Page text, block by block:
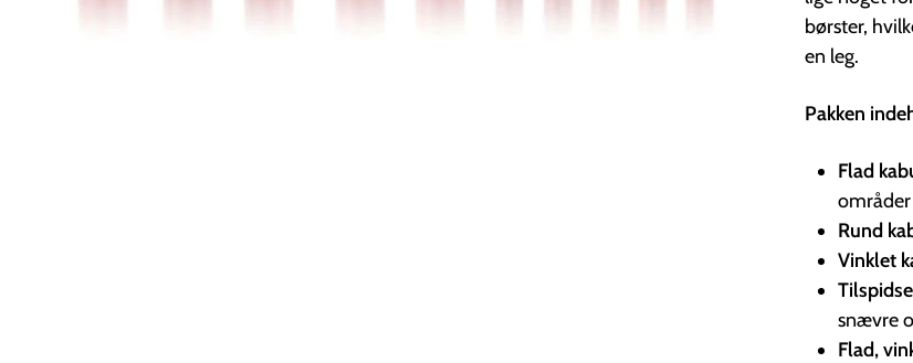
børster,
en leg.
Pakken
Flad
Rund
Vinklet
snævre
Flad,